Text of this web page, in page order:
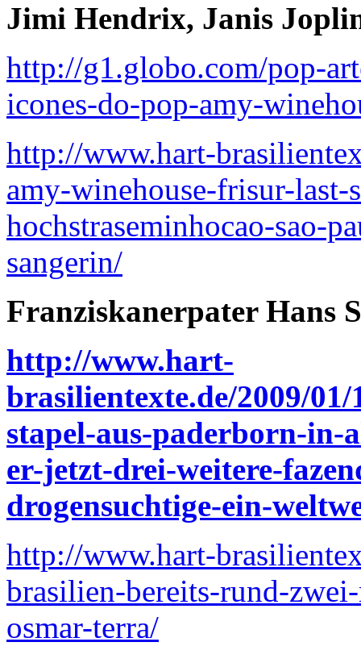
Jimi Hendrix, Janis
http://g1.globo.com/pop-
icones-do-pop-amy-
http://www.hart-
amy-winehouse-frisur-last-
hochstraseminhocao-sao-
sangerin/
Franziskanerpater Hans
http://www.hart-
brasilientexte.de/2009/
stapel-aus-paderborn-in-
er-jetzt-drei-weitere-
drogensuchtige-ein-
http://www.hart-
brasilien-bereits-rund-
osmar-terra/